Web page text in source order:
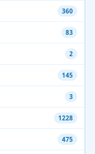
360
83
2
145
3
1228
475